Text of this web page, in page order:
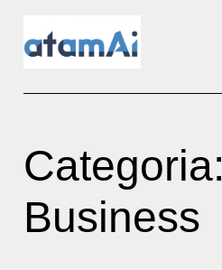
Categoria:
Business